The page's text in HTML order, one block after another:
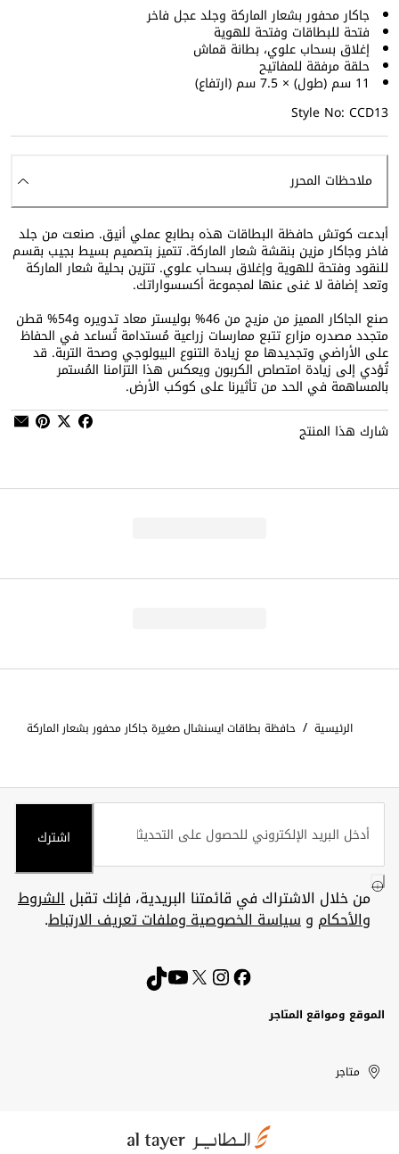
جاكار محفور بشعار الماركة وجلد عجل فاخر
فتحة للبطاقات وفتحة للهوية
إغلاق بسحاب علوي، بطانة قماش
حلقة مرفقة للمفاتيح
11 سم (طول) × 7.5 سم (ارتفاع)
Style No: CCD13
ملاحظات المحرر
أبدعت كوتش حافظة البطاقات هذه بطابع عملي أنيق. صنعت من جلد
فاخر وجاكار مزين بنقشة شعار الماركة. تتميز بتصميم بسيط بجيب بقسم
للنقود وفتحة للهوية وإغلاق بسحاب علوي. تتزين بحلية شعار الماركة
وتعد إضافة لا غنى عنها لمجموعة أكسسواراتك.
صنع الجاكار المميز من مزيج من 46% بوليستر معاد تدويره و54% قطن
متجدد مصدره مزارع تتبع ممارسات زراعية مُستدامة تُساعد في الحفاظ
على الأراضي وتجديدها مع زيادة التنوع البيولوجي وصحة التربة. قد
تُؤدي إلى زيادة امتصاص الكربون ويعكس هذا التزامنا المُستمر
بالمساهمة في الحد من تأثيرنا على كوكب الأرض.
شارك هذا المنتج
الرئيسية / حافظة بطاقات ايسنشال صغيرة جاكار محفور بشعار الماركة
اشترك
من خلال الاشتراك في قائمتنا البريدية، فإنك تقبلالشروط
والأحكام وسياسة الخصوصية وملفات تعريف الارتباط.
الموقع ومواقع المتاجر
United
Arab
Kuwait
الإمارات
العربية
الكويت
متاجر